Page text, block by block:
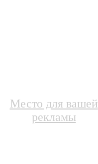
Место для вашей
рекламы